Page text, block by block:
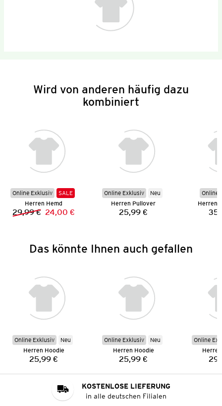
Wird von anderen häufig dazu
kombiniert
Online Exklusiv
SALE
Herren Hemd
Vorheriger Preis:
29,99 € Neuer Preis:
24,00 €
Online Exklusiv
Neu
Herren Pullover
Preis:
25,99 €
Online
Herren
Das könnte Ihnen auch gefallen
Online Exklusiv
Neu
Herren Hoodie
Preis:
25,99 €
Online Exklusiv
Neu
Herren Hoodie
Preis:
25,99 €
Online
KOSTENLOSE LIEFERUNG
in alle deutschen Filialen